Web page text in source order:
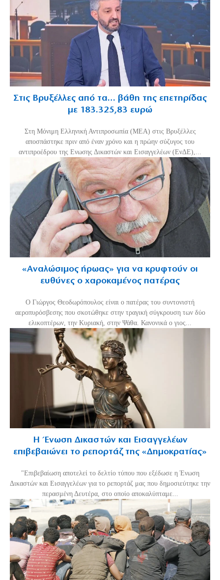
Στις Βρυξέλλες από τα… βάθη της επετηρίδας
με 183.325,83 ευρώ
Στη Μόνιμη Ελληνική Αντιπροσωπία (ΜΕΑ) στις Βρυξέλλες
αποσπάστηκε πριν από έναν χρόνο και η πρώην σύζυγος του
αντιπροέδρου της Ενωσης Δικαστών και Εισαγγελέων (ΕνΔΕ),...
«Aναλώσιμος ήρωας» για να κρυφτούν οι
ευθύνες ο χαροκαμένος πατέρας
Ο Γιώργος Θεοδωρόπουλος είναι ο πατέρας του συντονιστή
αεροπυρόσβεσης που σκοτώθηκε στην τραγική σύγκρουση των δύο
ελικοπτέρων, την Κυριακή, στην Ψάθα. Κανονικά ο γιος...
Η Ένωση Δικαστών και Εισαγγελέων
επιβεβαιώνει το ρεπορτάζ της «Δημοκρατίας»
"Επιβεβαίωση αποτελεί το δελτίο τύπου που εξέδωσε η Ένωση
Δικαστών και Εισαγγελέων για το ρεπορτάζ μας που δημοσιεύτηκε την
περασμένη Δευτέρα, στο οποίο αποκαλύπταμε...